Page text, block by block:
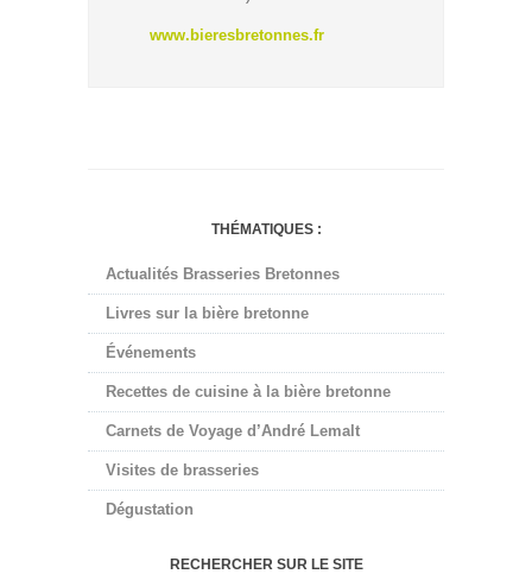
www.bieresbretonnes.fr
THÉMATIQUES :
Actualités Brasseries Bretonnes
Livres sur la bière bretonne
Événements
Recettes de cuisine à la bière bretonne
Carnets de Voyage d’André Lemalt
Visites de brasseries
Dégustation
RECHERCHER SUR LE SITE